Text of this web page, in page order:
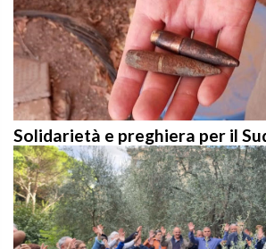
Solidarietà e preghiera per il